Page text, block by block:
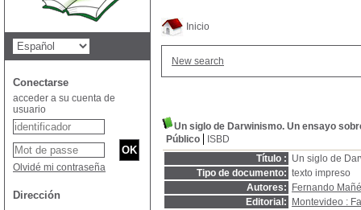
Inicio
New search
Un siglo de Darwinismo. Un ensayo
Público
ISBD
Título : Un siglo de
Tipo de documento: texto impreso
Autores:
Fernando Mañé
Editorial:
Montevideo :
Conectarse
acceder a su cuenta de
usuario
Olvidé mi contraseña
Dirección